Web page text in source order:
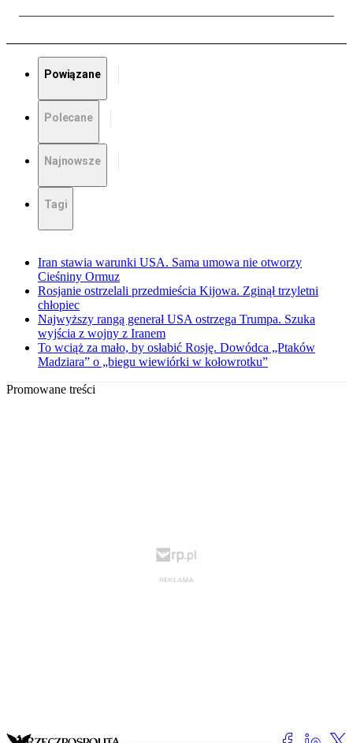
Powiązane
Polecane
Najnowsze
Tagi
Iran stawia warunki USA. Sama umowa nie otworzy
Cieśniny Ormuz
Rosjanie ostrzelali przedmieścia Kijowa. Zginął trzyletni
chłopiec
Najwyższy rangą generał USA ostrzega Trumpa. Szuka
wyjścia z wojny z Iranem
To wciąż za mało, by osłabić Rosję. Dowódca „Ptaków
Madziara” o „biegu wiewiórki w kołowrotku”
Promowane treści